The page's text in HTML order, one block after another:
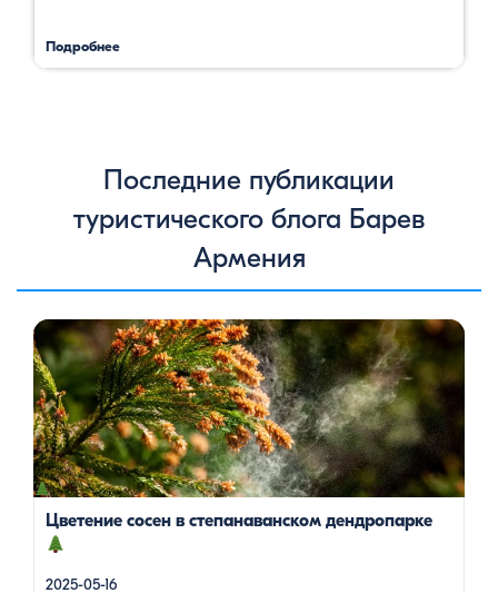
Подробнее
Последние публикации
туристического блога Барев
Армения
Цветение сосен — уникальное природное явление, которое
не только радует глаз, но и приносит значительную пользу
для здоровья человека. Особенно ярко это проявляется в
Степанаванском дендропарке в Армении, где сосны цветут в
конце мая, создавая удивительное зрелище и наполняя
воздух целебными веществами.Степанаванский
дендропарк: жемчужина Лорийской области
Степанаванский дендропарк, также известный как «Сочут»
Цветение сосен в степанаванском дендропарке
2025-05-16